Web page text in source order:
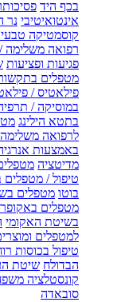
בכף היד
אינטואיטיבי נר
קוסמטיקה
רפואה משלימה
פגיעות ופציעות
מטפלים
פילאטיס /
במוסיקה /
בתטא הילינג
לרפואה
באמצעות
מדיטציה
טיפול / מטפלים
בוטו מטפלים
מטפלים
בשיטת האקומי
למטפלים
טיפול בכוסות
הבדולח שיטת
קונסטלציה
סובאדה